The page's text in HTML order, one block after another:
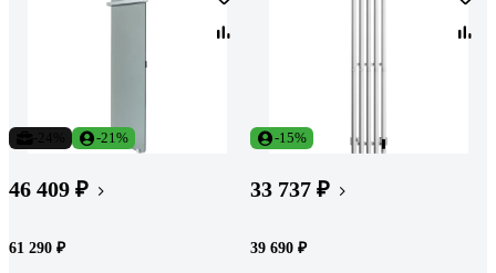
-21%
46 409 ₽
61 290 ₽
-15%
33 737 ₽
39 690 ₽